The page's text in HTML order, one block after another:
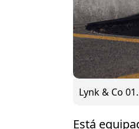
Lynk & Co 01.
Está